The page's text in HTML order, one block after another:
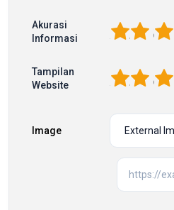
Akurasi
Informasi
3
2
Tampilan
Website
3
2
Image